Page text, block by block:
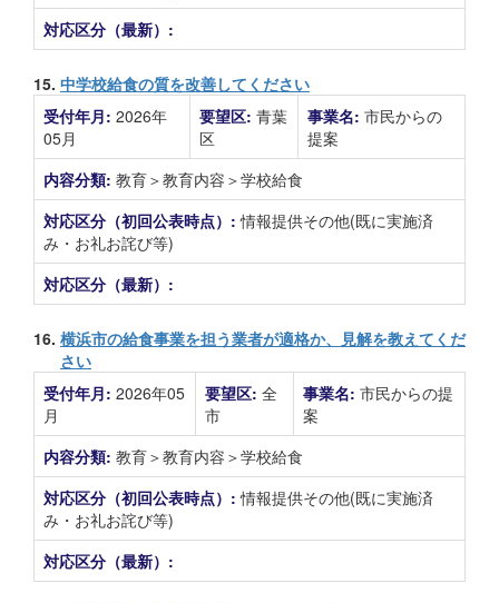
対応区分（最新）:
15. 中学校給食の質を改善してください
受付年月: 2026年
05月
要望区: 青葉
区
事業名: 市民からの
提案
内容分類: 教育＞教育内容＞学校給食
対応区分（初回公表時点）:情報提供その他(既に実施済
み・お礼お詫び等)
対応区分（最新）:
16. 横浜市の給食事業を担う業者が適格か、見解を教えてくだ
さい
受付年月: 2026年05
月
要望区: 全
市
事業名: 市民からの提
案
内容分類: 教育＞教育内容＞学校給食
対応区分（初回公表時点）:情報提供その他(既に実施済
み・お礼お詫び等)
対応区分（最新）: